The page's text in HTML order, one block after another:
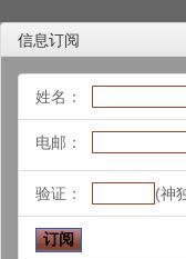
信息订阅
姓名：
电邮：
验证： (神